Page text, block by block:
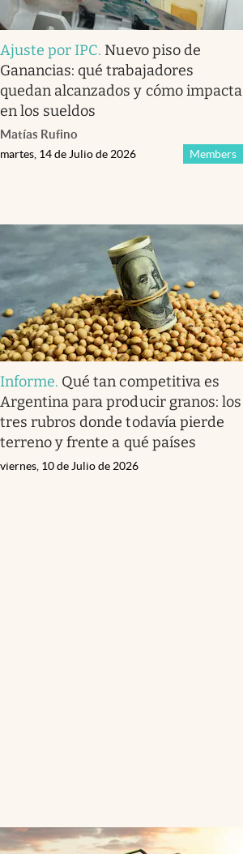
Ajuste por IPC. Nuevo piso de
Ganancias: qué trabajadores
quedan alcanzados y cómo impacta
en los sueldos
Matías Rufino
Members
martes, 14 de Julio de 2026
Informe. Qué tan competitiva es
Argentina para producir granos: los
tres rubros donde todavía pierde
terreno y frente a qué países
viernes, 10 de Julio de 2026